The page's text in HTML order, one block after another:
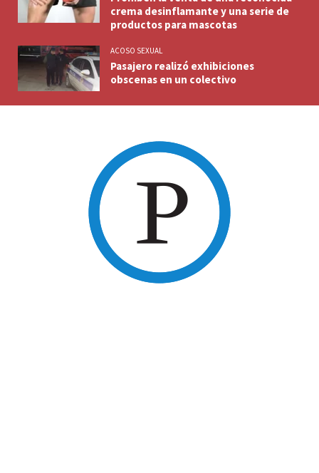
crema desinflamante y una serie de
productos para mascotas
ACOSO SEXUAL
Pasajero realizó exhibiciones
obscenas en un colectivo